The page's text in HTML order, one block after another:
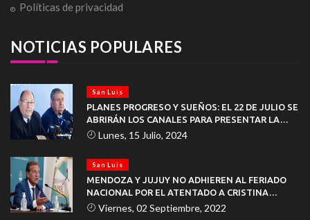
Políticas de privacidad
NOTICIAS POPULARES
San Luis
PLANES PROGRESO Y SUEÑOS: EL 22 DE JULIO SE
ABRIRÁN LOS CANALES PARA PRESENTAR LA
DOCUMENTACIÓN
Lunes, 15 Julio, 2024
San Luis
MENDOZA Y JUJUY NO ADHIEREN AL FERIADO
NACIONAL POR EL ATENTADO A CRISTINA
KIRCHNER
Viernes, 02 Septiembre, 2022